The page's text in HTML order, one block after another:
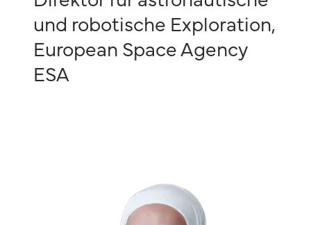
und robotische Exploration,
European Space Agency
ESA